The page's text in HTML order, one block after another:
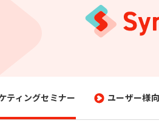
課題発見のソリュ
Webアクセス解析
ティングセミナー ユーザー様